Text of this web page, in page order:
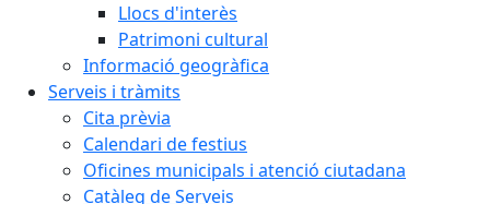
Llocs d'interès
Patrimoni cultural
Informació geogràfica
Serveis i tràmits
Cita prèvia
Calendari de festius
Oficines municipals i atenció ciutadana
Catàleg de Serveis